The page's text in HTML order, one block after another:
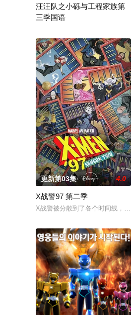
汪汪队之小砾与工程家族第
三季国语
更新第03集 4.0
X战警97 第二季
X战警被分散到了各个时间线，